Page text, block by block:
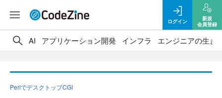
ログイン
新規
会員登録
AI アプリケーション開発 インフラ エンジニアの生き
PerlでデスクトップCGI